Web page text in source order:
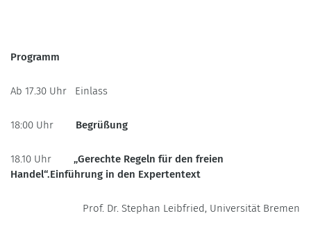
Programm
Ab 17.30 Uhr Einlass
18:00 Uhr Begrüßung
18.10 Uhr „Gerechte Regeln für den freien
Handel“.Einführung in den Expertentext
Prof. Dr. Stephan Leibfried, Universität Bremen